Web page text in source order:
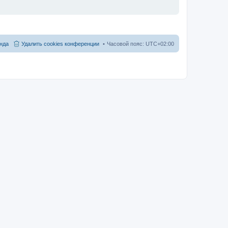
Часовой пояс: UTC+02:00
Удалить cookies конференции